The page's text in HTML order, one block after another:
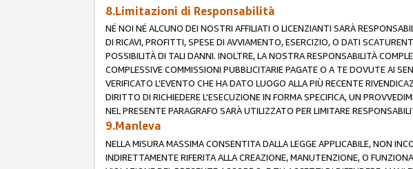
8.Limitazioni di Responsabilità
NÉ NOI NÉ ALCUNO DEI NOSTRI AFFILIATI O LICENZIANTI SARÀ
DI RICAVI, PROFITTI, SPESE DI AVVIAMENTO, ESERCIZIO, O DATI
POSSIBILITÀ DI TALI DANNI. INOLTRE, LA NOSTRA RESPONSABILITÀ
COMPLESSIVE COMMISSIONI PUBBLICITARIE PAGATE O A TE DOVUTE AI
VERIFICATO L'EVENTO CHE HA DATO LUOGO ALLA PIÙ RECENTE
DIRITTO DI RICHIEDERE L'ESECUZIONE IN FORMA SPECIFICA, UN
NEL PRESENTE PARAGRAFO SARÀ UTILIZZATO PER LIMITARE
9.Manleva
NELLA MISURA MASSIMA CONSENTITA DALLA LEGGE APPLICABILE, NON
INDIRETTAMENTE RIFERITA ALLA CREAZIONE, MANUTENZIONE, O